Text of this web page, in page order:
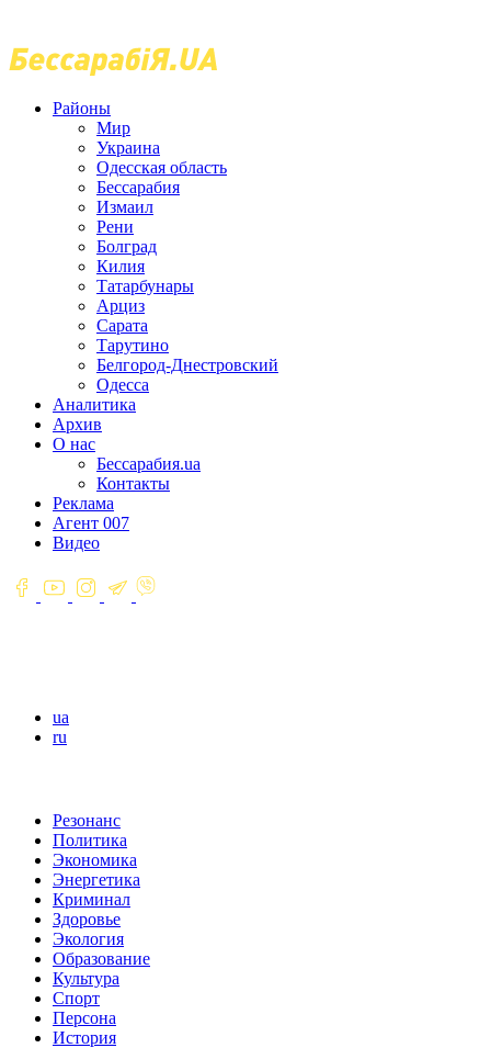
Районы
Мир
Украина
Одесская область
Бессарабия
Измаил
Рени
Болград
Килия
Татарбунары
Арциз
Сарата
Тарутино
Белгород-Днестровский
Одесса
Аналитика
Архив
О нас
Бессарабия.ua
Контакты
Реклама
Агент 007
Видео
ua
ru
Резонанс
Политика
Экономика
Энергетика
Криминал
Здоровье
Экология
Образование
Культура
Спорт
Персона
История